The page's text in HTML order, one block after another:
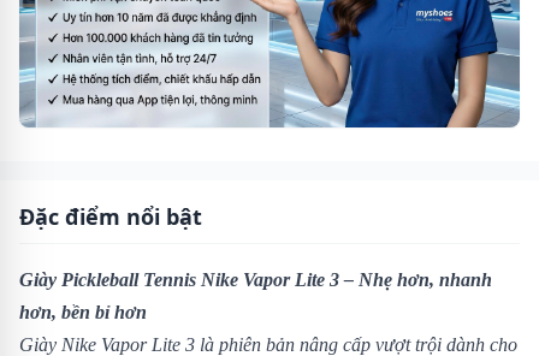
Đặc điểm nổi bật
Giày Pickleball Tennis Nike Vapor Lite 3 – Nhẹ hơn, nhanh
hơn, bền bỉ hơn
Giày Nike Vapor Lite 3 là phiên bản nâng cấp vượt trội dành cho